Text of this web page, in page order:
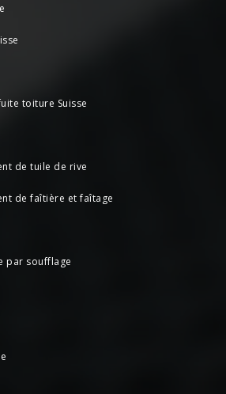
toiture Suisse
de tuile de rive
de faîtière et faîtage
par soufflage